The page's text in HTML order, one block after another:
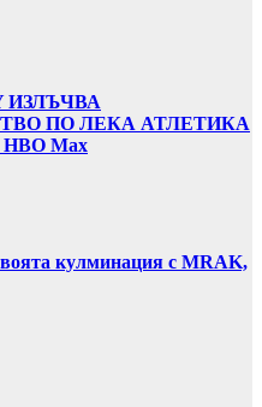
ИЗЛЪЧВА
ПО ЛЕКА АТЛЕТИКА
Мах
кулминация с MRAK,